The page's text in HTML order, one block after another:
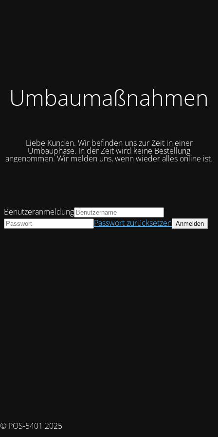
Umbaumaßnahmen
Liebe Kunden. Wir befinden uns zur Zeit in einer
Umbauphase. In der Zeit wird keine Bestellung
angenommen. Wir melden uns, wenn wieder alles online ist.
© POS-5401 2025
Benutzeranmeldung
Passwort zurücksetzen